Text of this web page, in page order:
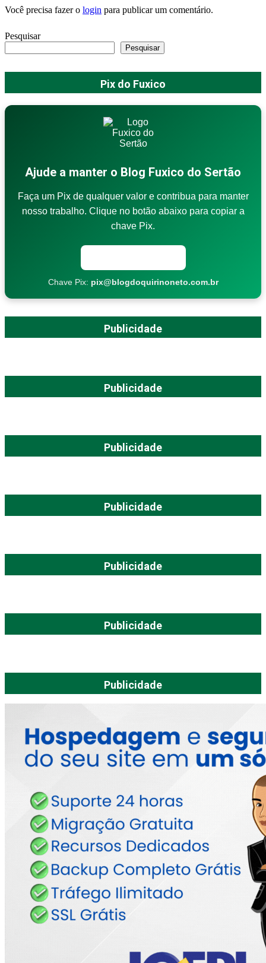
Você precisa fazer o login para publicar um comentário.
Pesquisar
Pesquisar
Pix do Fuxico
Ajude a manter o Blog Fuxico do Sertão
Faça um Pix de qualquer valor e contribua para manter
nosso trabalho. Clique no botão abaixo para copiar a
chave Pix.
Chave Pix: pix@blogdoquirinoneto.com.br
Publicidade
Publicidade
Publicidade
Publicidade
Publicidade
Publicidade
Publicidade